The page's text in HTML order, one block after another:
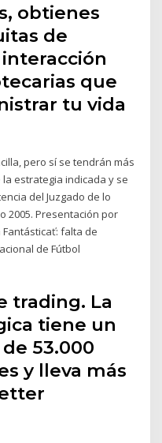
obtienes
de
que
tu vida
pero sí se tendrán más
estrategia indicada y se
del Juzgado de lo
2005. Presentación por
falta de
de Fútbol
trading. La
tiene un
53.000
y lleva más